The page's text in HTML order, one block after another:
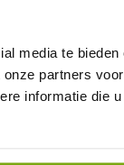
media te bieden
partners
informatie die
Loo.
app